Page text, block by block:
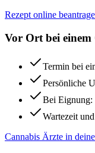
Rezept online
Vor Ort bei
Termin bei
Persönliche
Bei Eignung:
Wartezeit
Cannabis Ärzte in